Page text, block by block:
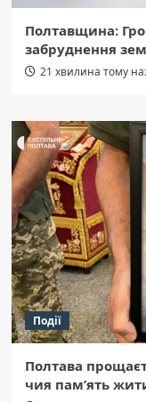
Полтавщина:
забруднення
21 хвилина тому
Події
Полтава
чия пам’ять